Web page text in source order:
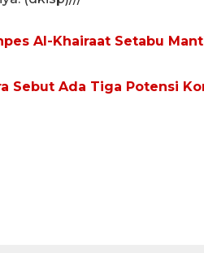
Al-Khairaat Setabu
Sebut Ada Tiga Potensi